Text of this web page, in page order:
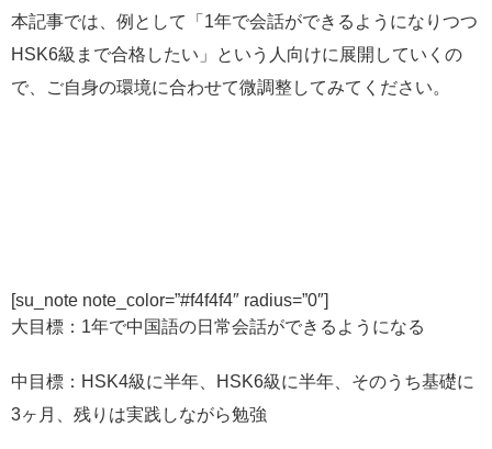
本記事では、例として「1年で会話ができるようになりつつ
HSK6級まで合格したい」という人向けに展開していくの
で、ご自身の環境に合わせて微調整してみてください。
[su_note note_color=”#f4f4f4″ radius=”0″]
大目標：1年で中国語の日常会話ができるようになる
中目標：HSK4級に半年、HSK6級に半年、そのうち基礎に
3ヶ月、残りは実践しながら勉強